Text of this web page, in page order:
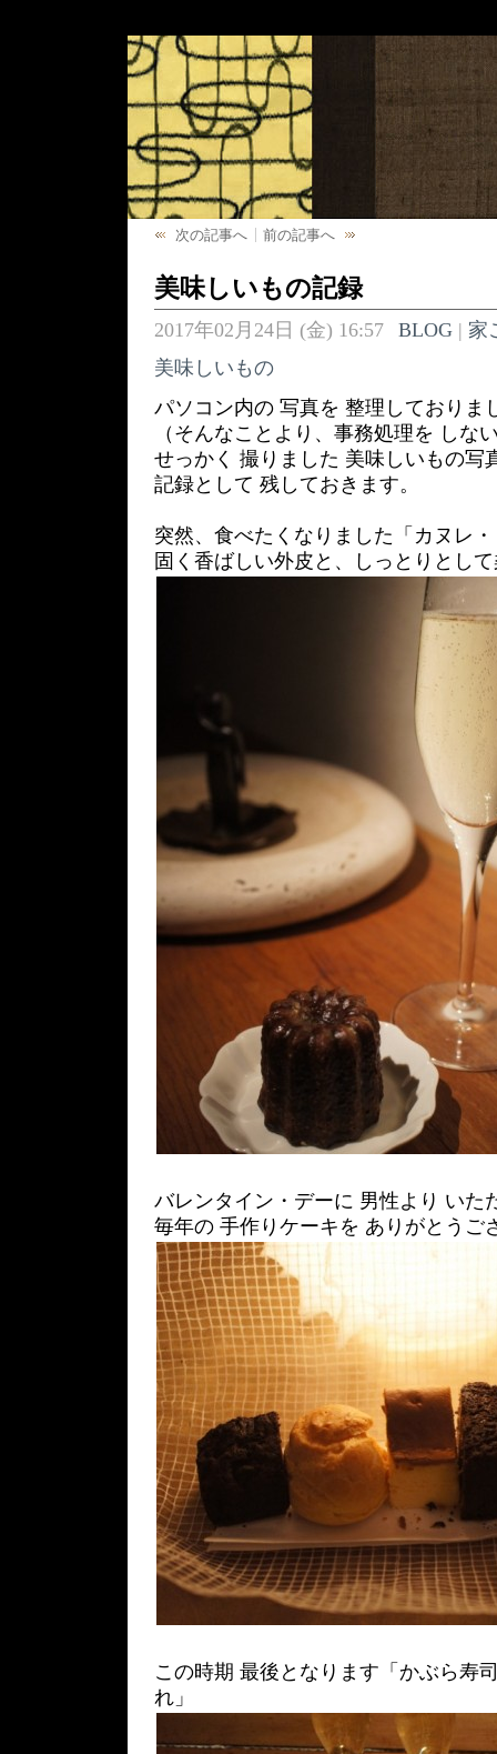
次の記事へ 前の記事へ
美味しいもの記録
2017年02月24日 (金) 16:57 BLOG| 家
美味しいもの
パソコン内の 写真を 整理しておりま
（そんなことより、事務処理を しな
せっかく 撮りました 美味しいもの写
記録として 残しておきます。
突然、食べたくなりました「カヌレ
固く香ばしい外皮と、しっとりとし
バレンタイン・デーに 男性より いた
毎年の 手作りケーキを ありがとうご
この時期 最後となります「かぶら寿
れ」